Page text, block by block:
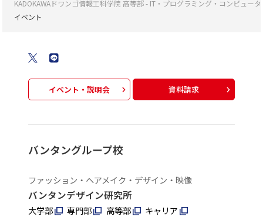
KADOKAWAドワンゴ情報工科学院 高等部 - IT・プログラミング・コンピュー
イベント
イベント・説明会 資料請求
バンタングループ校
ファッション・ヘアメイク・デザイン・映像
バンタンデザイン研究所
大学部 専門部 高等部
キャリア